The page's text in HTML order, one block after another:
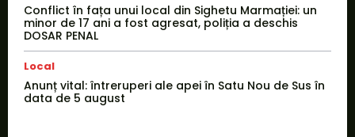
Conflict în fața unui local din Sighetu Marmației: un
minor de 17 ani a fost agresat, poliția a deschis
DOSAR PENAL
Local
Anunț vital: întreruperi ale apei în Satu Nou de Sus în
data de 5 august